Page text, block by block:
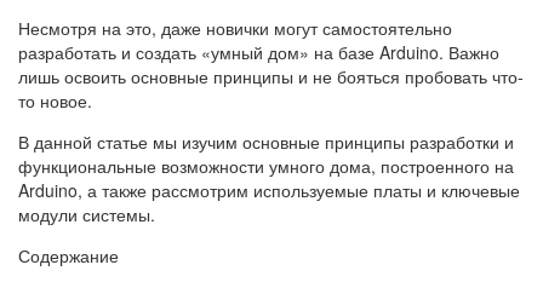
Несмотря на это, даже новички могут самостоятельно
разработать и создать «умный дом» на базе Arduino. Важно
лишь освоить основные принципы и не бояться пробовать что-
то новое.
В данной статье мы изучим основные принципы разработки и
функциональные возможности умного дома, построенного на
Arduino, а также рассмотрим используемые платы и ключевые
модули системы.
Содержание